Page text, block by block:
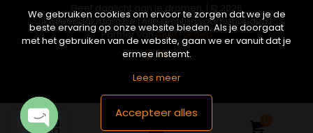
Geef daglicht aan je dromen. | © 2026
ikwileendakraam.be | Alle rechten voorbehouden |
Partner vanAPEX-Groep
0
We gebruiken cookies om ervoor te zorgen dat we je de
beste ervaring op onze website bieden. Als je doorgaat
met het gebruiken van de website, gaan we er vanuit dat je
ermee instemt.
Lees meer
Accepteer alles